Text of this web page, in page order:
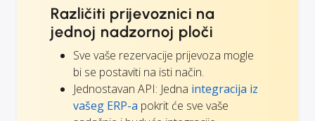
Različiti prijevoznici na
jednoj nadzornoj ploči
Sve vaše rezervacije prijevoza mogle
bi se postaviti na isti način.
Jednostavan API: Jedna integracija iz
vašeg ERP-a pokrit će sve vaše